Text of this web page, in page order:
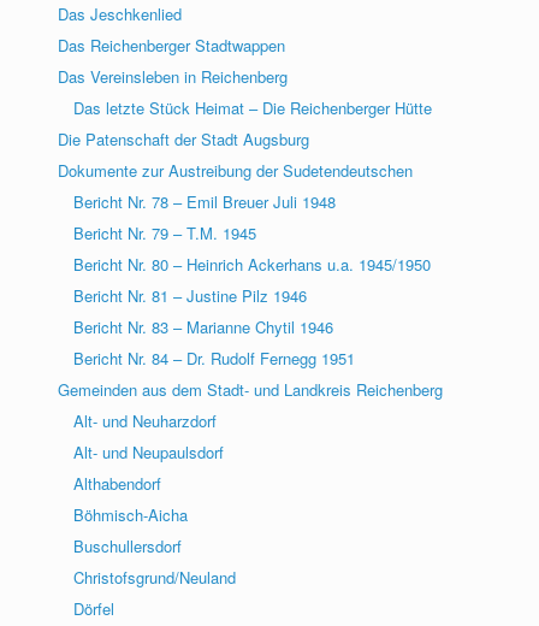
Das Jeschkenlied
Das Reichenberger Stadtwappen
Das Vereinsleben in Reichenberg
Das letzte Stück Heimat – Die Reichenberger Hütte
Die Patenschaft der Stadt Augsburg
Dokumente zur Austreibung der Sudetendeutschen
Bericht Nr. 78 – Emil Breuer Juli 1948
Bericht Nr. 79 – T.M. 1945
Bericht Nr. 80 – Heinrich Ackerhans u.a. 1945/1950
Bericht Nr. 81 – Justine Pilz 1946
Bericht Nr. 83 – Marianne Chytil 1946
Bericht Nr. 84 – Dr. Rudolf Fernegg 1951
Gemeinden aus dem Stadt- und Landkreis Reichenberg
Alt- und Neuharzdorf
Alt- und Neupaulsdorf
Althabendorf
Böhmisch-Aicha
Buschullersdorf
Christofsgrund/Neuland
Dörfel